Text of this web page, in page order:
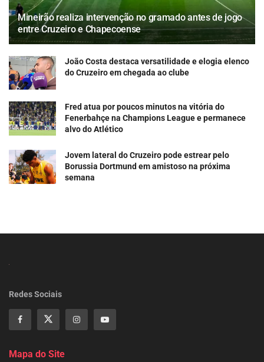
Mineirão realiza intervenção no gramado antes de jogo
entre Cruzeiro e Chapecoense
João Costa destaca versatilidade e elogia elenco
do Cruzeiro em chegada ao clube
Fred atua por poucos minutos na vitória do
Fenerbahçe na Champions League e permanece
alvo do Atlético
Jovem lateral do Cruzeiro pode estrear pelo
Borussia Dortmund em amistoso na próxima
semana
Redes Sociais
Mapa do Site